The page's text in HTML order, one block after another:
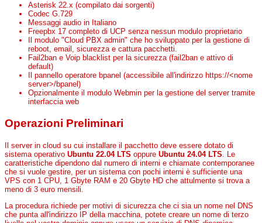
Asterisk 22.x (compilato dai sorgenti)
Codec G.729
Messaggi audio in Italiano
Freepbx 17 completo di UCP senza nessun modulo proprietario
Il modulo "Cloud PBX admin" che ho sviluppato per la gestione di
reboot, email, sicurezza e cattura pacchetti.
Fail2ban e Voip blacklist per la sicurezza (fail2ban e attivo di
default)
Il pannello operatore bpanel (accessibile all'indirizzo https://<nome
server>/bpanel)
Opzionalmente il modulo Webmin per la gestione del server tramite
interfaccia web
Operazioni Preliminari
Il server in cloud su cui installare il pacchetto deve essere dotato di
sistema operativo Ubuntu 22.04 LTS oppure Ubuntu 24.04 LTS . Le
caratteristiche dipendono dal numero di interni e chiamate contemporanee
che si vuole gestire, per un sistema con pochi interni è sufficiente una
VPS con 1 CPU, 1 Gbyte RAM e 20 Gbyte HD che attulmente si trova a
meno di 3 euro mensili.
La procedura richiede per motivi di sicurezza che ci sia un nome nel DNS
che punta all'indirizzo IP della macchina, potete creare un nome di terzo